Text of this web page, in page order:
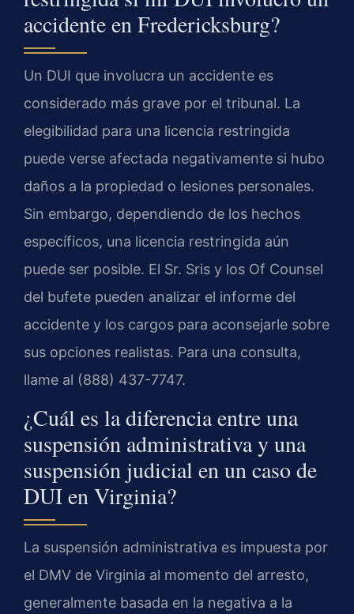
accidente en Fredericksburg?
Un DUI que involucra un accidente es
considerado más grave por el tribunal. La
elegibilidad para una licencia restringida
puede verse afectada negativamente si hubo
daños a la propiedad o lesiones personales.
Sin embargo, dependiendo de los hechos
específicos, una licencia restringida aún
puede ser posible. El Sr. Sris y los Of Counsel
del bufete pueden analizar el informe del
accidente y los cargos para aconsejarle sobre
sus opciones realistas. Para una consulta,
llame al (888) 437-7747.
¿Cuál es la diferencia entre una
suspensión administrativa y una
suspensión judicial en un caso de
DUI en Virginia?
La suspensión administrativa es impuesta por
el DMV de Virginia al momento del arresto,
generalmente basada en la negativa a la